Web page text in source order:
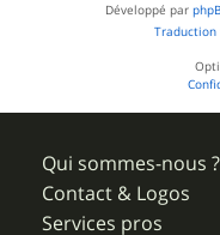
Développé par
Traduction
Qui sommes-nous ?
Contact & Logos
Services pros